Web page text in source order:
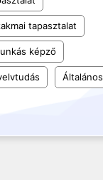
tapasztalat
képző
Általános